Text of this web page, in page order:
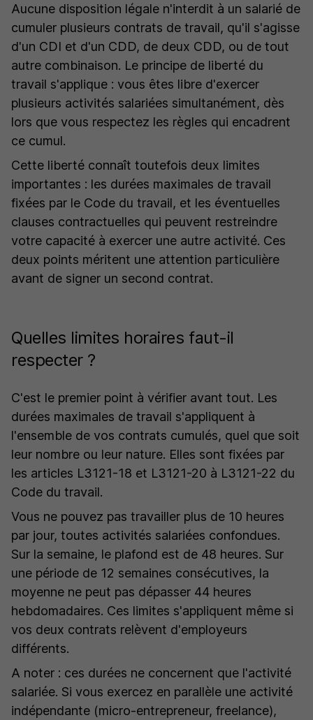
Aucune disposition légale n'interdit à un salarié de
cumuler plusieurs contrats de travail, qu'il s'agisse
d'un CDI et d'un CDD, de deux CDD, ou de tout
autre combinaison. Le principe de liberté du
travail s'applique : vous êtes libre d'exercer
plusieurs activités salariées simultanément, dès
lors que vous respectez les règles qui encadrent
ce cumul.
Cette liberté connaît toutefois deux limites
importantes : les durées maximales de travail
fixées par le Code du travail, et les éventuelles
clauses contractuelles qui peuvent restreindre
votre capacité à exercer une autre activité. Ces
deux points méritent une attention particulière
avant de signer un second contrat.
Quelles limites horaires faut-il
respecter ?
C'est le premier point à vérifier avant tout. Les
durées maximales de travail s'appliquent à
l'ensemble de vos contrats cumulés, quel que soit
leur nombre ou leur nature. Elles sont fixées par
les articles L3121-18 et L3121-20 à L3121-22 du
Code du travail.
Vous ne pouvez pas travailler plus de 10 heures
par jour, toutes activités salariées confondues.
Sur la semaine, le plafond est de 48 heures. Sur
une période de 12 semaines consécutives, la
moyenne ne peut pas dépasser 44 heures
hebdomadaires. Ces limites s'appliquent même si
vos deux contrats relèvent d'employeurs
différents.
A noter : ces durées ne concernent que l'activité
salariée. Si vous exercez en parallèle une activité
indépendante (micro-entrepreneur, freelance),